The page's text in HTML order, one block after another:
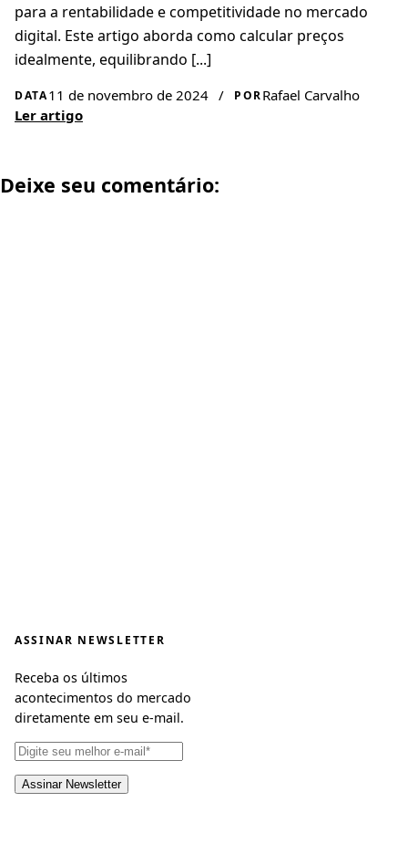
para a rentabilidade e competitividade no mercado
digital. Este artigo aborda como calcular preços
idealmente, equilibrando [...]
DATA11 de novembro de 2024 / PORRafael Carvalho
Ler artigo
Deixe seu comentário:
ASSINAR NEWSLETTER
Receba os últimos
acontecimentos do mercado
diretamente em seu e-mail.